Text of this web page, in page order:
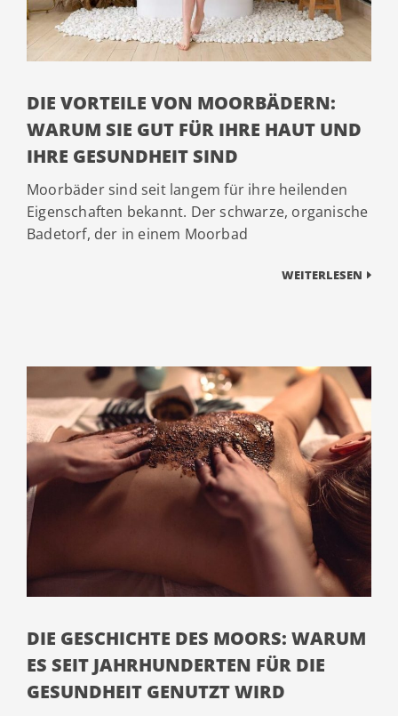
DIE VORTEILE VON MOORBÄDERN:
WARUM SIE GUT FÜR IHRE HAUT UND
IHRE GESUNDHEIT SIND
Moorbäder sind seit langem für ihre heilenden
Eigenschaften bekannt. Der schwarze, organische
Badetorf, der in einem Moorbad
WEITERLESEN
DIE GESCHICHTE DES MOORS: WARUM
ES SEIT JAHRHUNDERTEN FÜR DIE
GESUNDHEIT GENUTZT WIRD